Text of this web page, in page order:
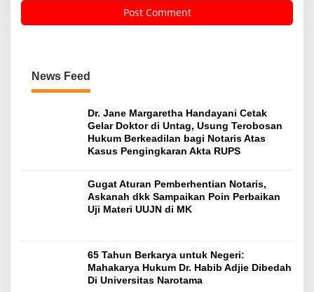
News Feed
Dr. Jane Margaretha Handayani Cetak
Gelar Doktor di Untag, Usung Terobosan
Hukum Berkeadilan bagi Notaris Atas
Kasus Pengingkaran Akta RUPS
Gugat Aturan Pemberhentian Notaris,
Askanah dkk Sampaikan Poin Perbaikan
Uji Materi UUJN di MK
65 Tahun Berkarya untuk Negeri:
Mahakarya Hukum Dr. Habib Adjie Dibedah
Di Universitas Narotama